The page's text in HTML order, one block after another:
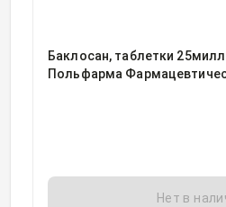
Баклосан, таблетки
Польфарма
Нет в